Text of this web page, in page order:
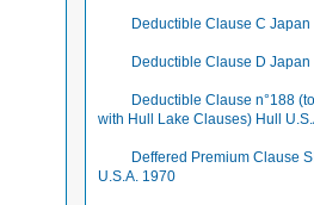
Deductible Clause C Japan
Deductible Clause D Japan
Deductible Clause n°188
with Hull Lake Clauses) Hull
Deffered Premium Clause
U.S.A. 1970